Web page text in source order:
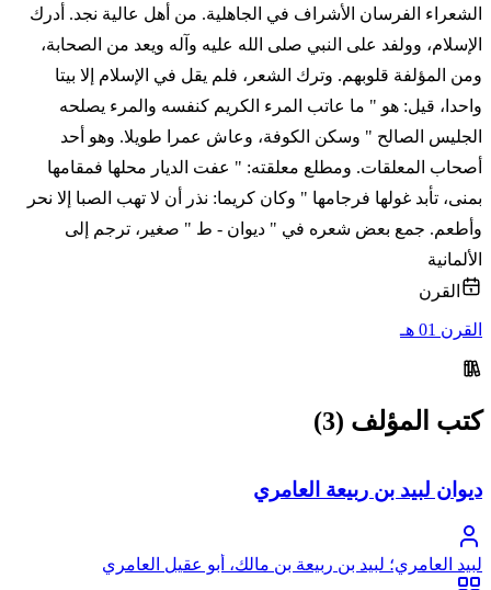
الشعراء الفرسان الأشراف في الجاهلية. من أهل عالية نجد. أدرك
الإسلام، وولفد على النبي صلى الله عليه وآله ويعد من الصحابة،
ومن المؤلفة قلوبهم. وترك الشعر، فلم يقل في الإسلام إلا بيتا
واحدا، قيل: هو " ما عاتب المرء الكريم كنفسه والمرء يصلحه
الجليس الصالح " وسكن الكوفة، وعاش عمرا طويلا. وهو أحد
أصحاب المعلقات. ومطلع معلقته: " عفت الديار محلها فمقامها
بمنى، تأبد غولها فرجامها " وكان كريما: نذر أن لا تهب الصبا إلا نحر
وأطعم. جمع بعض شعره في " ديوان - ط " صغير، ترجم إلى
الألمانية
القرن
القرن 01 هـ
كتب المؤلف (3)
ديوان لبيد بن ربيعة العامري
لبيد العامري؛ لبيد بن ربيعة بن مالك، أبو عقيل العامري